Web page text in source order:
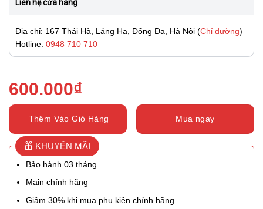
Liên hệ cửa hàng
Địa chỉ: 167 Thái Hà, Láng Hạ, Đống Đa, Hà Nội (Chỉ đường)
Hotline: 0948 710 710
600.000₫
Thêm Vào Giỏ Hàng Mua ngay
KHUYẾN MÃI
Bảo hành 03 tháng
Main chính hãng
Giảm 30% khi mua phụ kiện chính hãng